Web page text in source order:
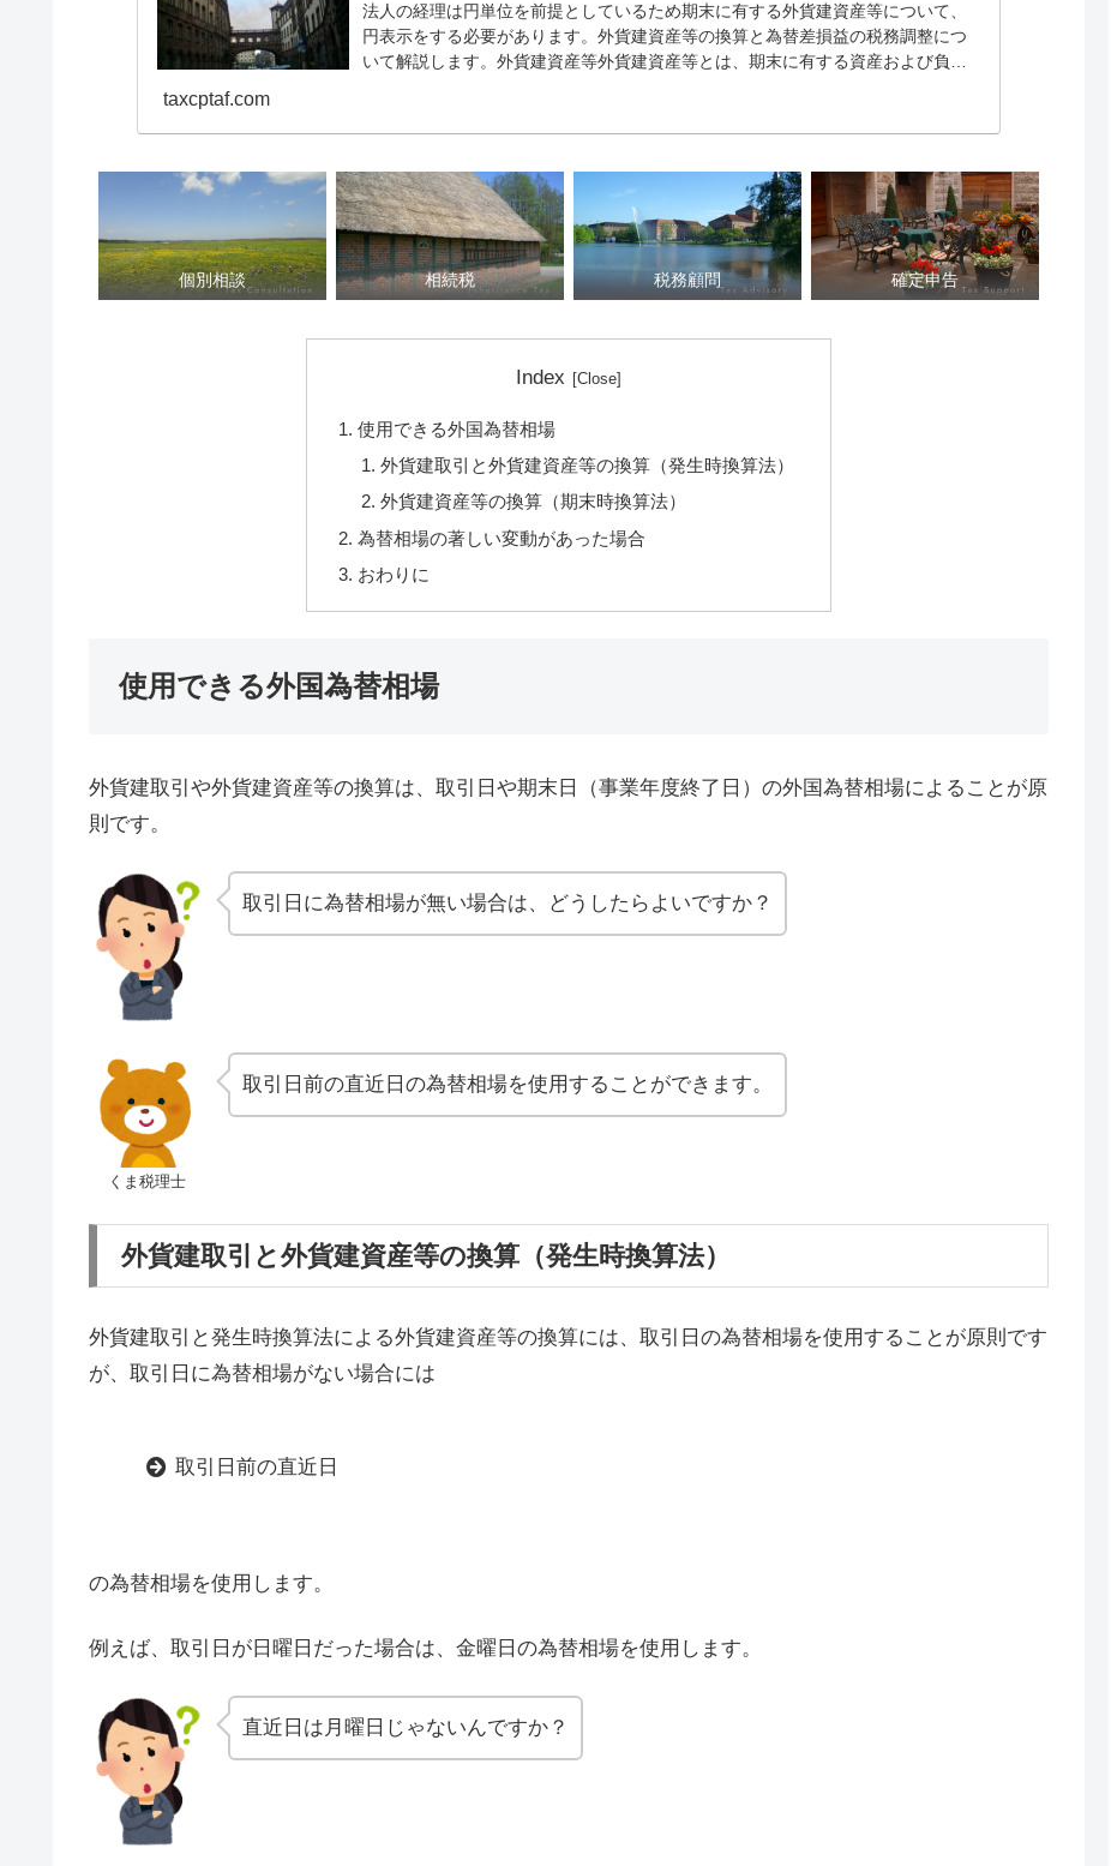
法人の経理は円単位を前提としているため期末に有する外貨建資産等について、
円表示をする必要があります。外貨建資産等の換算と為替差損益の税務調整につ
いて解説します。外貨建資産等外貨建資産等とは、期末に有する資産および負債
taxcptaf.com
個別相談 相続税 税務顧問 確定申告
Index
使用できる外国為替相場
外貨建取引と外貨建資産等の換算（発生時換算法）
外貨建資産等の換算（期末時換算法）
為替相場の著しい変動があった場合
おわりに
使用できる外国為替相場
外貨建取引や外貨建資産等の換算は、取引日や期末日（事業年度終了日）の外国為替相場によることが原
則です。
取引日に為替相場が無い場合は、どうしたらよいですか？
くま税理士
取引日前の直近日の為替相場を使用することができます。
外貨建取引と外貨建資産等の換算（発生時換算法）
外貨建取引と発生時換算法による外貨建資産等の換算には、取引日の為替相場を使用することが原則です
が、取引日に為替相場がない場合には
取引日前の直近日
の為替相場を使用します。
例えば、取引日が日曜日だった場合は、金曜日の為替相場を使用します。
直近日は月曜日じゃないんですか？